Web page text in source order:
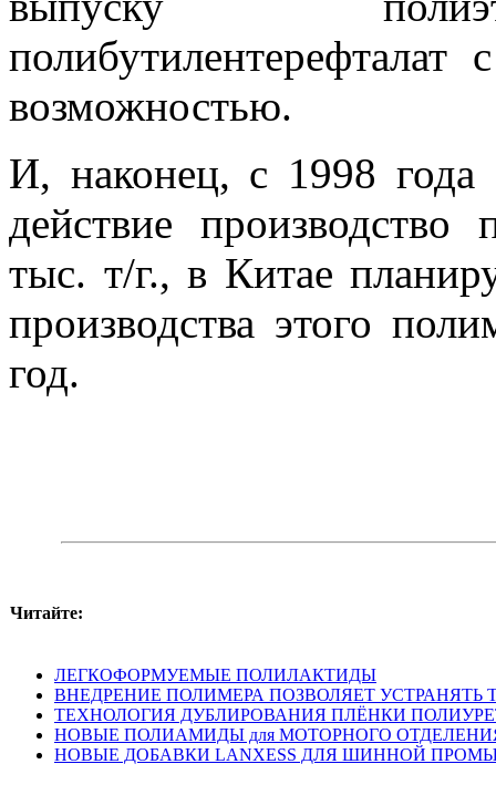
полибутилентерефталат
возможностью.
И, наконец, с 1998
действие производство
тыс. т/г., в Китае
производства этого
год.
Читайте:
ЛЕГКОФОРМУЕМЫЕ ПОЛИЛАКТИДЫ
ВНЕДРЕНИЕ ПОЛИМЕРА ПОЗВОЛЯЕТ УСТРАНЯТЬ
ТЕХНОЛОГИЯ ДУБЛИРОВАНИЯ ПЛЁНКИ
НОВЫЕ ПОЛИАМИДЫ для МОТОРНОГО
НОВЫЕ ДОБАВКИ LANXESS ДЛЯ ШИННОЙ